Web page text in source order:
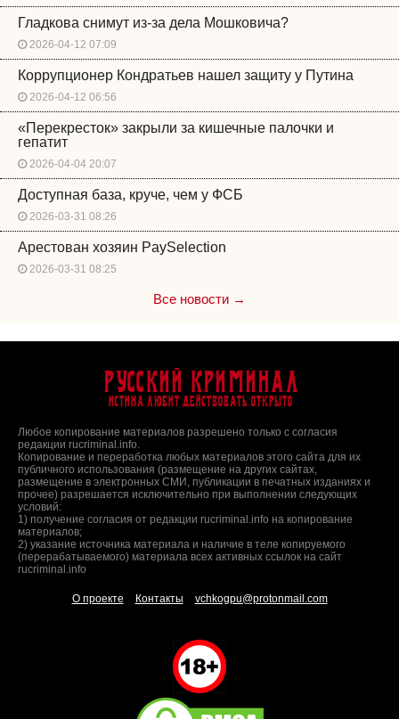
Гладкова снимут из-за дела Мошковича?
2026-04-12 07:09
Коррупционер Кондратьев нашел защиту у Путина
2026-04-12 06:56
«Перекресток» закрыли за кишечные палочки и
гепатит
2026-04-04 20:07
Доступная база, круче, чем у ФСБ
2026-03-31 08:26
Арестован хозяин PaySelection
2026-03-31 08:25
Все новости →
Русский Криминал
Истина любит действовать открыто
Любое копирование материалов разрешено только с согласия
редакции rucriminal.info.
Копирование и переработка любых материалов этого сайта для их
публичного использования (размещение на других сайтах,
размещение в электронных СМИ, публикации в печатных изданиях и
прочее) разрешается исключительно при выполнении следующих
условий:
1) получение согласия от редакции rucriminal.info на копирование
материалов;
2) указание источника материала и наличие в теле копируемого
(перерабатываемого) материала всех активных ссылок на сайт
rucriminal.info
О проекте Контакты vchkogpu@protonmail.com